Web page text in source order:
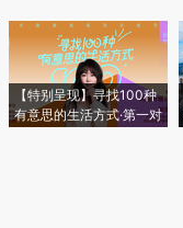
【特别呈现】寻找100种
有意思的生活方式·第一对